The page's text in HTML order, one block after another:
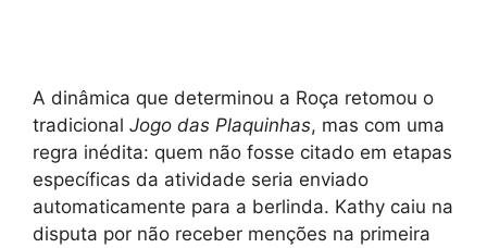
A dinâmica que determinou a Roça retomou o
tradicional Jogo das Plaquinhas, mas com uma
regra inédita: quem não fosse citado em etapas
específicas da atividade seria enviado
automaticamente para a berlinda. Kathy caiu na
disputa por não receber menções na primeira